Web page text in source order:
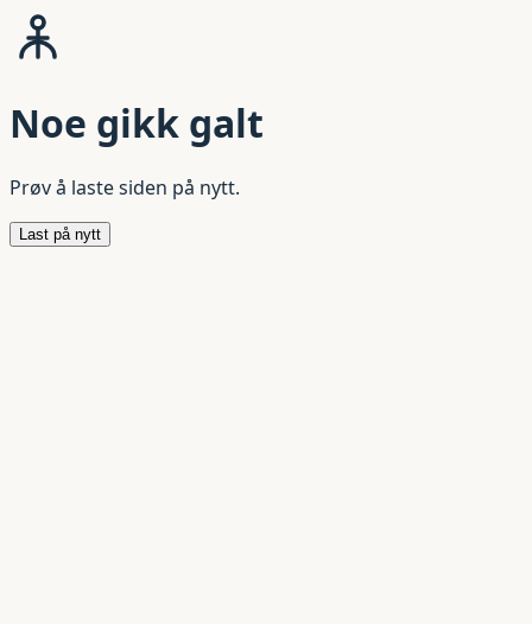
Noe gikk galt
Prøv å laste siden på nytt.
Last på nytt